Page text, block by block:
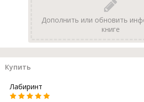
Дополнить или обновить
книге
Купить
Лабиринт